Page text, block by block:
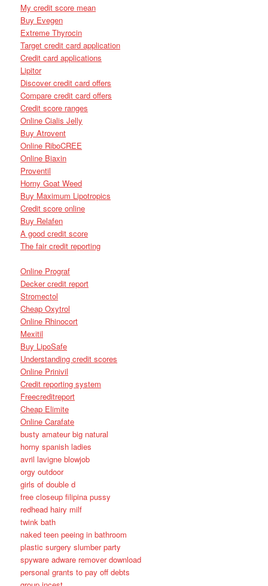
My credit score mean
Buy Evegen
Extreme Thyrocin
Target credit card application
Credit card applications
Lipitor
Discover credit card offers
Compare credit card offers
Credit score ranges
Online Cialis Jelly
Buy Atrovent
Online RiboCREE
Online Biaxin
Proventil
Horny Goat Weed
Buy Maximum Lipotropics
Credit score online
Buy Relafen
A good credit score
The fair credit reporting
Online Prograf
Decker credit report
Stromectol
Cheap Oxytrol
Online Rhinocort
Mexitil
Buy LipoSafe
Understanding credit scores
Online Prinivil
Credit reporting system
Freecreditreport
Cheap Elimite
Online Carafate
busty amateur big natural
horny spanish ladies
avril lavigne blowjob
orgy outdoor
girls of double d
free closeup filipina pussy
redhead hairy milf
twink bath
naked teen peeing in bathroom
plastic surgery slumber party
spyware adware remover download
personal grants to pay off debts